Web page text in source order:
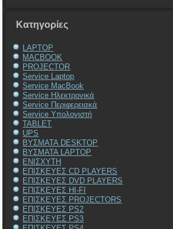
Kατηγορίες
LAPTOP
MACBOOK
PROJECTOR
Service Laptop
Service MacBook
Service Ηλεκτρονικά
Service Περιφερειακά
Service Υπολογιστή
TABLET
UPS
ΒΥΣΜΑΤΑ DESKTOP
ΒΥΣΜΑΤΑ LAPTOP
ΕΝΙΣΧΥΤΗ
ΕΠΙΣΚΕΥΕΣ CD PLAYERS
ΕΠΙΣΚΕΥΕΣ DVD PLAYERS
ΕΠΙΣΚΕΥΕΣ HI-FI
ΕΠΙΣΚΕΥΕΣ PROJECTORS
ΕΠΙΣΚΕΥΕΣ PS2
ΕΠΙΣΚΕΥΕΣ PS3